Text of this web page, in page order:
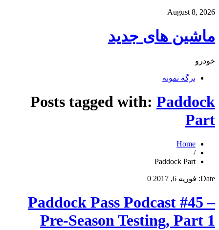
August 8, 2026
ماشین های جدید
خودرو
برگه نمونه
Posts tagged with: Paddock
Part
Home
/
Paddock Part
Date: فوریه 6, 2017 0
Paddock Pass Podcast #45 –
Pre-Season Testing, Part 1